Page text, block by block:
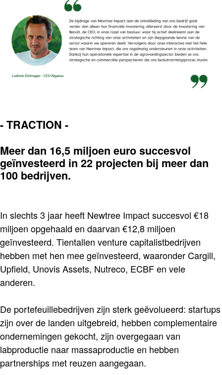
-TRACTION -
Meer dan 16,5 miljoen euro succesvol
geïnvesteerd in 22 projecten bij meer dan
100 bedrijven.
In slechts 3 jaar heeft Newtree Impact succesvol €18
miljoen opgehaald en daarvan €12,8 miljoen
geïnvesteerd. Tientallen venture capitalistbedrijven
hebben met hen mee geïnvesteerd, waaronder Cargill,
Upfield, Unovis Assets, Nutreco, ECBF en vele
anderen.
De portefeuillebedrijven zijn sterk geëvolueerd: startups
zijn over de landen uitgebreid, hebben complementaire
ondernemingen gekocht, zijn overgegaan van
labproductie naar massaproductie en hebben
partnerships met reuzen aangegaan.